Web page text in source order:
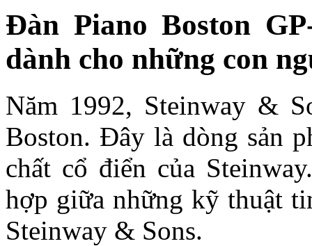
Đàn Piano Boston
dành cho những con
Năm 1992, Steinway &
Boston. Đây là dòng sản
chất cổ điển của
hợp giữa những kỹ thuật
Steinway & Sons.